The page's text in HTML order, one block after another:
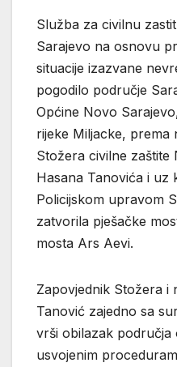
Služba za civilnu
Sarajevo na osnovu
situacije izazvane
pogodilo područje
Općine Novo
rijeke Miljacke, prema
Stožera civilne zaštite
Hasana Tanovića i uz
Policijskom upravom
zatvorila pješačke
mosta Ars Aevi.
Zapovjednik Stožera i
Tanović zajedno sa
vrši obilazak područja
usvojenim